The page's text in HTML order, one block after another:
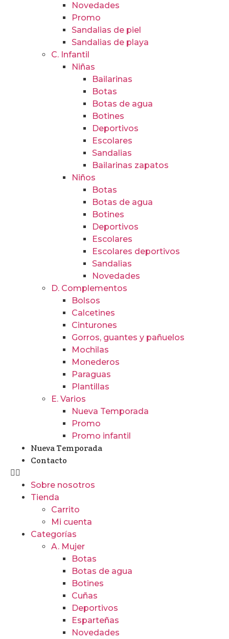
Novedades
Promo
Sandalias de piel
Sandalias de playa
C. Infantil
Niñas
Bailarinas
Botas
Botas de agua
Botines
Deportivos
Escolares
Sandalias
Bailarinas zapatos
Niños
Botas
Botas de agua
Botines
Deportivos
Escolares
Escolares deportivos
Sandalias
Novedades
D. Complementos
Bolsos
Calcetines
Cinturones
Gorros, guantes y pañuelos
Mochilas
Monederos
Paraguas
Plantillas
E. Varios
Nueva Temporada
Promo
Promo infantil
Nueva Temporada
Contacto
Sobre nosotros
Tienda
Carrito
Mi cuenta
Categorías
A. Mujer
Botas
Botas de agua
Botines
Cuñas
Deportivos
Esparteñas
Novedades